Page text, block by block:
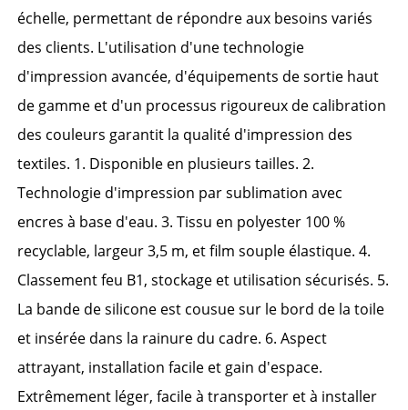
échelle, permettant de répondre aux besoins variés
des clients. L'utilisation d'une technologie
d'impression avancée, d'équipements de sortie haut
de gamme et d'un processus rigoureux de calibration
des couleurs garantit la qualité d'impression des
textiles. 1. Disponible en plusieurs tailles. 2.
Technologie d'impression par sublimation avec
encres à base d'eau. 3. Tissu en polyester 100 %
recyclable, largeur 3,5 m, et film souple élastique. 4.
Classement feu B1, stockage et utilisation sécurisés. 5.
La bande de silicone est cousue sur le bord de la toile
et insérée dans la rainure du cadre. 6. Aspect
attrayant, installation facile et gain d'espace.
Extrêmement léger, facile à transporter et à installer